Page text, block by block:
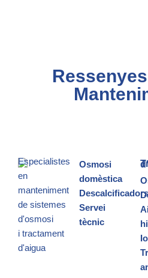
Especialistes
en
manteniment
de sistemes
d'osmosi
i tractament
d'aigua
Osmosi
domèstica
Descalcificadors
Servei
tècnic